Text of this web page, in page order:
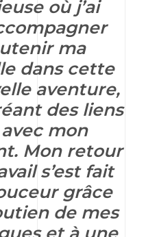
où j’ai
ma
dans cette
aventure,
des liens
mon
Mon retour
s’est fait
grâce
de mes
et à une